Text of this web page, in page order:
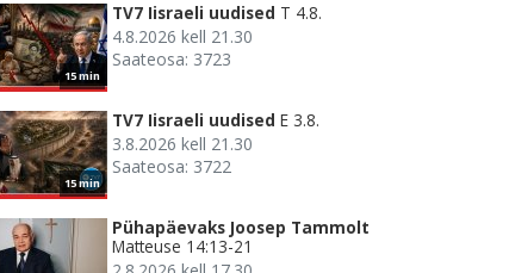
15 min
TV7 Iisraeli uudised T 4.8.
4.8.2026 kell 21.30
Saateosa: 3723
15 min
TV7 Iisraeli uudised E 3.8.
3.8.2026 kell 21.30
Saateosa: 3722
Pühapäevaks Joosep Tammolt
Matteuse 14:13-21